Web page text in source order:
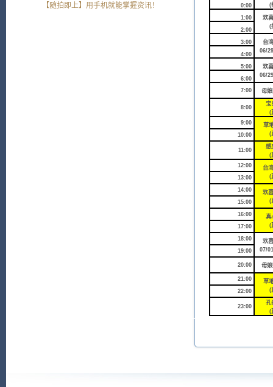
0:00
(
1:00
欢
(
2:00
3:00
台
06/
4:00
5:00
欢
06/
6:00
7:00
母
8:00
宝
(
9:00
草
(
10:00
11:00
感
(
12:00
台
(
13:00
14:00
欢
(
15:00
16:00
真
(
17:00
18:00
欢
07/
19:00
20:00 母
21:00
草
(
22:00
23:00
孔
(
【随拍即上】用手机就能掌握资讯！